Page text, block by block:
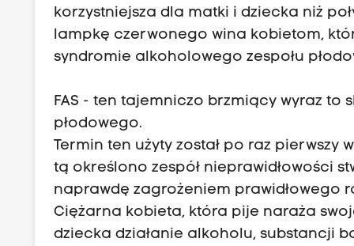
korzystniejsza dla matki i dziecka niż
lampkę czerwonego wina kobietom,
syndromie alkoholowego zespołu
FAS - ten tajemniczo brzmiący wyraz to
płodowego.
Termin ten użyty został po raz pierwszy
tą określono zespół nieprawidłowości
naprawdę zagrożeniem prawidłowego
Ciężarna kobieta, która pije naraża
dziecka działanie alkoholu, substancji